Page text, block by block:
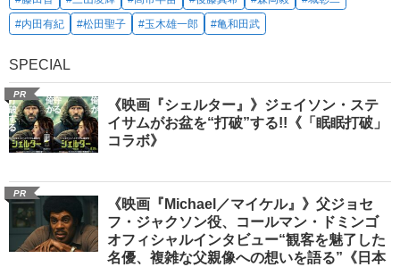
#内田有紀
#松田聖子 #玉木雄一郎 #亀和田武
SPECIAL
PR
《映画『シェルター』》ジェイソン・ステ
イサムがお盆を“打破”する!!《「眠眠打破」
コラボ》
PR
《映画『Michael／マイケル』》父ジョセ
フ・ジャクソン役、コールマン・ドミンゴ
オフィシャルインタビュー“観客を魅了した
名優、複雑な父親像への想いを語る”《日本